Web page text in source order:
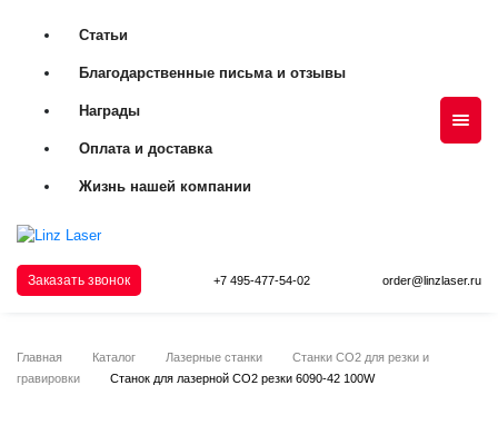
Статьи
Благодарственные письма и отзывы
Награды
Оплата и доставка
Жизнь нашей компании
Заказать звонок +7 495-477-54-02 order@linzlaser.ru
Главная Каталог Лазерные станки
Станки СО2 для резки и
гравировки
Станок для лазерной CO2 резки 6090-42 100W